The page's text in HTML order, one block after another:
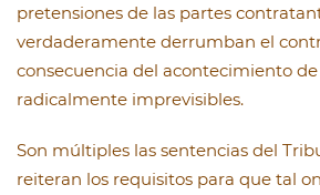
pretensiones de las partes
verdaderamente derrumban el
consecuencia del acontecimiento
radicalmente imprevisibles.
Son múltiples las sentencias del
reiteran los requisitos para que tal